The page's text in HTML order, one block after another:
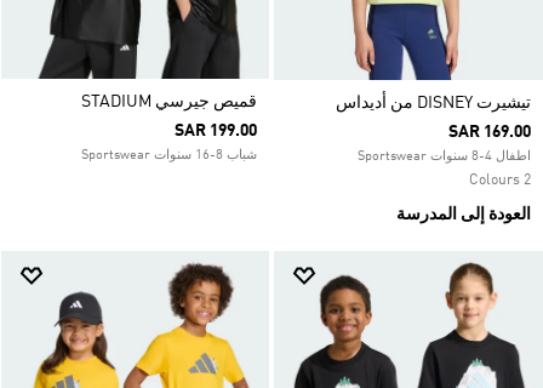
تيشيرت DISNEY من أديداس
SAR 169.00
اطفال 4-8 سنوات Sportswear
2 Colours
العودة إلى المدرسة
قميص جيرسي STADIUM
SAR 199.00
شباب 8-16 سنوات Sportswear